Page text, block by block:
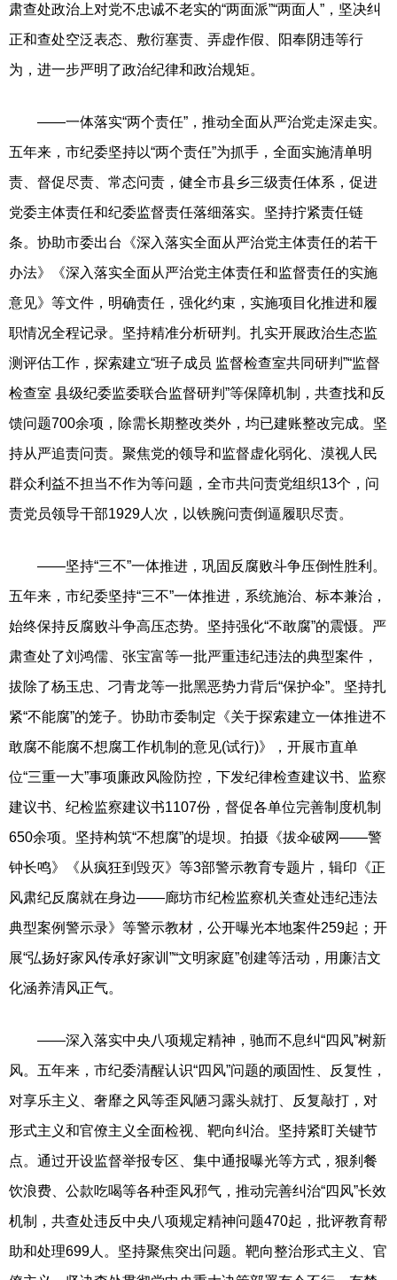
肃查处政治上对党不忠诚不老实的“两面派”“两面人”，坚决纠
正和查处空泛表态、敷衍塞责、弄虚作假、阳奉阴违等行
为，进一步严明了政治纪律和政治规矩。
——一体落实“两个责任”，推动全面从严治党走深走实。
五年来，市纪委坚持以“两个责任”为抓手，全面实施清单明
责、督促尽责、常态问责，健全市县乡三级责任体系，促进
党委主体责任和纪委监督责任落细落实。坚持拧紧责任链
条。协助市委出台《深入落实全面从严治党主体责任的若干
办法》《深入落实全面从严治党主体责任和监督责任的实施
意见》等文件，明确责任，强化约束，实施项目化推进和履
职情况全程记录。坚持精准分析研判。扎实开展政治生态监
测评估工作，探索建立“班子成员 监督检查室共同研判”“监督
检查室 县级纪委监委联合监督研判”等保障机制，共查找和反
馈问题700余项，除需长期整改类外，均已建账整改完成。坚
持从严追责问责。聚焦党的领导和监督虚化弱化、漠视人民
群众利益不担当不作为等问题，全市共问责党组织13个，问
责党员领导干部1929人次，以铁腕问责倒逼履职尽责。
——坚持“三不”一体推进，巩固反腐败斗争压倒性胜利。
五年来，市纪委坚持“三不”一体推进，系统施治、标本兼治，
始终保持反腐败斗争高压态势。坚持强化“不敢腐”的震慑。严
肃查处了刘鸿儒、张宝富等一批严重违纪违法的典型案件，
拔除了杨玉忠、刁青龙等一批黑恶势力背后“保护伞”。坚持扎
紧“不能腐”的笼子。协助市委制定《关于探索建立一体推进不
敢腐不能腐不想腐工作机制的意见(试行)》，开展市直单
位“三重一大”事项廉政风险防控，下发纪律检查建议书、监察
建议书、纪检监察建议书1107份，督促各单位完善制度机制
650余项。坚持构筑“不想腐”的堤坝。拍摄《拔伞破网——警
钟长鸣》《从疯狂到毁灭》等3部警示教育专题片，辑印《正
风肃纪反腐就在身边——廊坊市纪检监察机关查处违纪违法
典型案例警示录》等警示教材，公开曝光本地案件259起；开
展“弘扬好家风传承好家训”“文明家庭”创建等活动，用廉洁文
化涵养清风正气。
——深入落实中央八项规定精神，驰而不息纠“四风”树新
风。五年来，市纪委清醒认识“四风”问题的顽固性、反复性，
对享乐主义、奢靡之风等歪风陋习露头就打、反复敲打，对
形式主义和官僚主义全面检视、靶向纠治。坚持紧盯关键节
点。通过开设监督举报专区、集中通报曝光等方式，狠刹餐
饮浪费、公款吃喝等各种歪风邪气，推动完善纠治“四风”长效
机制，共查处违反中央八项规定精神问题470起，批评教育帮
助和处理699人。坚持聚焦突出问题。靶向整治形式主义、官